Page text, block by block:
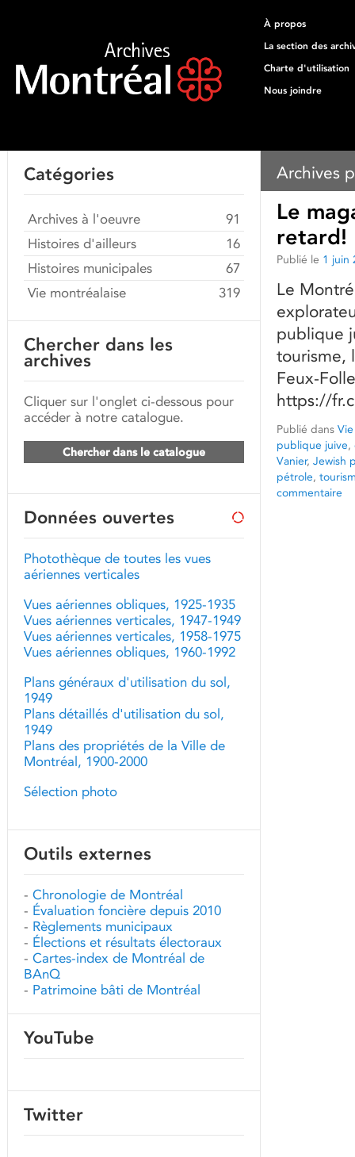
À propos
La section des
Charte d'utilisation
Nous joindre
Archives
Le
retard!
Publié le 1 juin
Le
publique
tourisme,
Feux-
https://
Publié dans
publique juive,
Vanier, Jewish
pétrole,
commentaire
Catégories
Archives à l'oeuvre
91
Histoires d'ailleurs
16
Histoires municipales
67
Vie montréalaise
319
Chercher dans les
archives
Cliquer sur l'onglet ci-dessous pour
accéder à notre catalogue.
Chercher dans le catalogue
Données ouvertes
Photothèque de toutes les vues
aériennes verticales
Vues aériennes obliques, 1925-1935
Vues aériennes verticales, 1947-1949
Vues aériennes verticales, 1958-1975
Vues aériennes obliques, 1960-1992
Plans généraux d'utilisation du sol,
1949
Plans détaillés d'utilisation du sol,
1949
Plans des propriétés de la Ville de
Montréal, 1900-2000
Sélection photo
Outils externes
- Chronologie de Montréal
- Évaluation foncière depuis 2010
- Règlements municipaux
- Élections et résultats électoraux
- Cartes-index de Montréal de
BAnQ
- Patrimoine bâti de Montréal
YouTube
Twitter